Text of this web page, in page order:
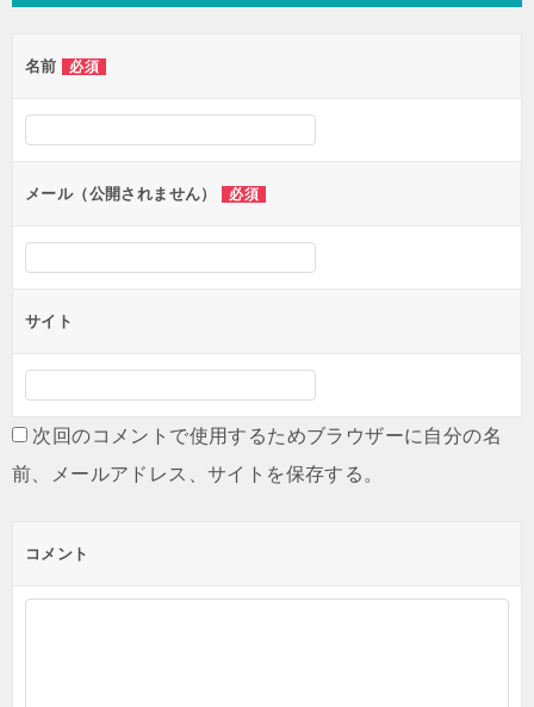
名前 必須
メール（公開されません） 必須
サイト
次回のコメントで使用するためブラウザーに自分の名
前、メールアドレス、サイトを保存する。
コメント